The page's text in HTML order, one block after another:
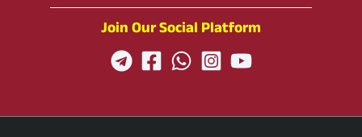
Join Our Social Platform